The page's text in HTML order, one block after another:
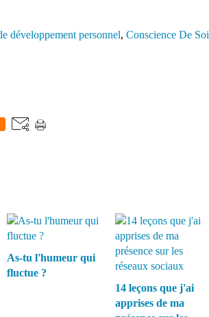
développement personnel, Conscience De Soi
As-tu l'humeur qui
fluctue ?
14 leçons que j'ai
apprises de ma